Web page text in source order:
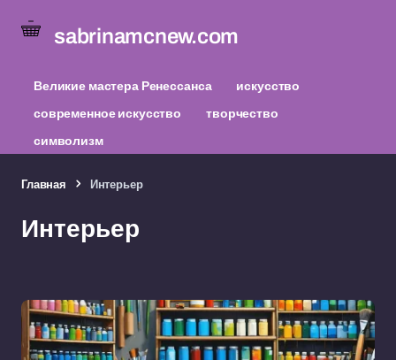
sabrinamcnew.com
Великие мастера Ренессанса
искусство
современное искусство
творчество
символизм
Главная Интерьер
Интерьер